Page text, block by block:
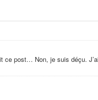
ce post… Non, je suis déçu.